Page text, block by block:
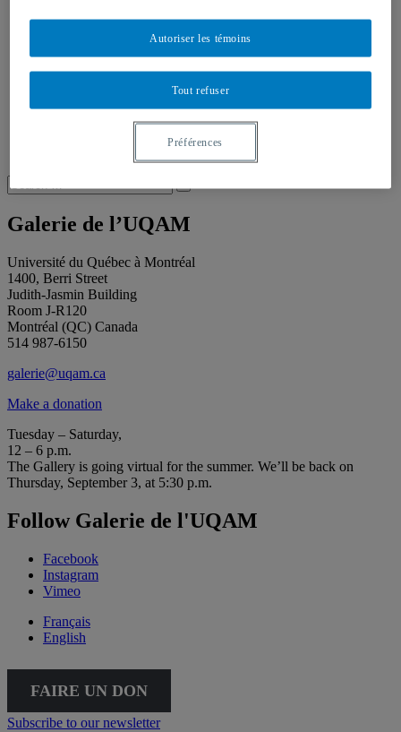
Mandate
Staff
Project Proposals
for:
Search
Galerie de l’UQAM
Université du Québec à Montréal
1400, Berri Street
Judith-Jasmin Building
Room J-R120
Montréal (QC) Canada
514 987-6150
galerie@uqam.ca
Make a donation
Tuesday – Saturday,
12 – 6 p.m.
The Gallery is going virtual for the summer. We’ll be back on
Thursday, September 3, at 5:30 p.m.
Follow Galerie de l'UQAM
Facebook
Instagram
Vimeo
Français
English
FAIRE UN DON
Subscribe to our newsletter
Tout refuser
Autoriser les témoins
Préférences